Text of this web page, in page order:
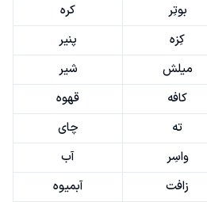
بوتِر
کره
کِزه
پنیر
میلش
شیر
کافه
قهوه
ته
چای
واسِر
آب
زافت
آبمیوه